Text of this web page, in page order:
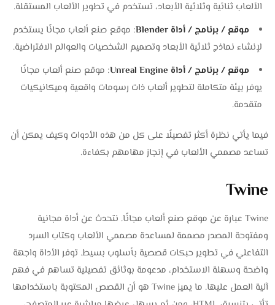
الألعاب ثنائية وثلاثية الأبعاد، تستخدم في تطوير الألعاب المستقلة.
موقع / برنامج / أداة Blender
: موقع صنع ألعاب مجانًا يستخدم
لإنشاء نماذج ثلاثية الأبعاد وتصميم الشخصيات والعوالم الافتراضية.
موقع / برنامج / أداة Unreal Engine
: موقع صنع ألعاب مجانًا
يوفر بيئة متكاملة لتطوير ألعاب ذات رسومات واقعية وميكانيكيات
متقدمة.
فيما يأتي نظرة أكثر تفصيلًا على كل من هذه الأدوات وكيف يمكن أن
تساعد مصممي الألعاب في إنجاز مهامهم بكفاءة.
Twine
Twine عبارة عن موقع صنع ألعاب مجانًا. نتحدث عن أداة مجانية
ومفتوحة المصدر مصممة لمساعدة مصممي الألعاب وكتاب السرد
التفاعلي في تطوير حبكات قصصية بأسلوب بسيط. توفر الأداة واجهة
واضحة وسهلة الاستخدام، مدعومة بوثائق تفصيلية تساهم في فهم
آلية العمل عليها. ما يميز Twine هو أن القصص المكتوبة باستخدامها